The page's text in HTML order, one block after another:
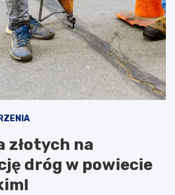
złotych na
dróg w powiecie